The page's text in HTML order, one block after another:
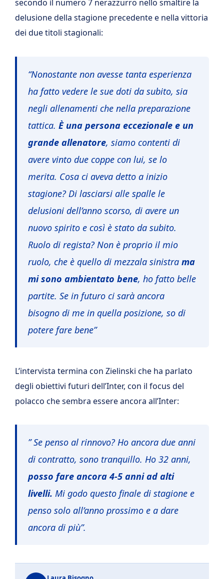
secondo il numero 7 nerazzurro nello smaltire la
delusione della stagione precedente e nella vittoria
dei due titoli stagionali:
“Nonostante non avesse tanta esperienza
ha fatto vedere le sue doti da subito, sia
negli allenamenti che nella preparazione
tattica. È una persona eccezionale e un
grande allenatore, siamo contenti di
avere vinto due coppe con lui, se lo
merita. Cosa ci aveva detto a inizio
stagione? Di lasciarsi alle spalle le
delusioni dell’anno scorso, di avere un
nuovo spirito e così è stato da subito.
Ruolo di regista? Non è proprio il mio
ruolo, che è quello di mezzala sinistra ma
mi sono ambientato bene, ho fatto belle
partite. Se in futuro ci sarà ancora
bisogno di me in quella posizione, so di
potere fare bene”
L’intervista termina con Zielinski che ha parlato
degli obiettivi futuri dell’Inter, con il focus del
polacco che sembra essere ancora all’Inter:
” Se penso al rinnovo? Ho ancora due anni
di contratto, sono tranquillo. Ho 32 anni,
posso fare ancora 4-5 anni ad alti
livelli. Mi godo questo finale di stagione e
penso solo all’anno prossimo e a dare
ancora di più”.